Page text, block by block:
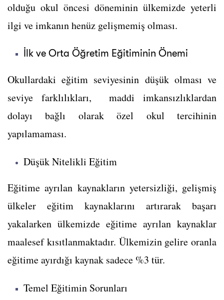
olduğu okul öncesi döneminin ülkemizde yeterli
ilgi ve imkanın henüz gelişmemiş olması.
İlk ve Orta Öğretim Eğitiminin Önemi
Okullardaki eğitim seviyesinin düşük olması ve
seviye farklılıkları, maddi imkansızlıklardan
dolayı bağlı olarak özel okul tercihinin
yapılamaması.
Düşük Nitelikli Eğitim
Eğitime ayrılan kaynakların yetersizliği, gelişmiş
ülkeler eğitim kaynaklarını artırarak başarı
yakalarken ülkemizde eğitime ayrılan kaynaklar
maalesef kısıtlanmaktadır. Ülkemizin gelire oranla
eğitime ayırdığı kaynak sadece %3 tür.
Temel Eğitimin Sorunları